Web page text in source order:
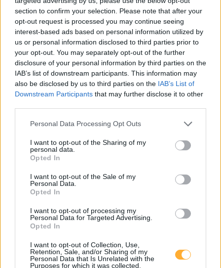
section to confirm your selection. Please note that after your
opt-out request is processed you may continue seeing
interest-based ads based on personal information utilized by
us or personal information disclosed to third parties prior to
your opt-out. You may separately opt-out of the further
disclosure of your personal information by third parties on the
IAB’s list of downstream participants. This information may
also be disclosed by us to third parties on the IAB’s List of
Downstream Participants that may further disclose it to other
Personal Data Processing Opt Outs
I want to opt-out of the Sharing of my
personal data.
Opted In
I want to opt-out of the Sale of my
Personal Data.
Opted In
I want to opt-out of processing my
Personal Data for Targeted Advertising.
Opted In
I want to opt-out of Collection, Use,
Retention, Sale, and/or Sharing of my
Personal Data that Is Unrelated with the
Purposes for which it was collected.
0,32
5,6
Stromquelle Ebner Eisenstadt 03
Eisbachstraße 4
0,32€/kWh
5,6
Stromquelle Ebner Eisenstadt 06
Eisbachstraße 4
5,6
Stromquelle Ebner Eisenstadt 05
Eisbachstraße 4
0,32
Stromquelle Ebner Eisenstadt 08
Eisbachstraße 4
0,32
Stromquelle Ebner Eisenstadt 07
Eisbachstraße 4
0,32
Stromquelle Ebner Eisenstadt 10
Eisbachstraße 4
0,32
Stromquelle Ebner Eisenstadt 09
Eisbachstraße 4